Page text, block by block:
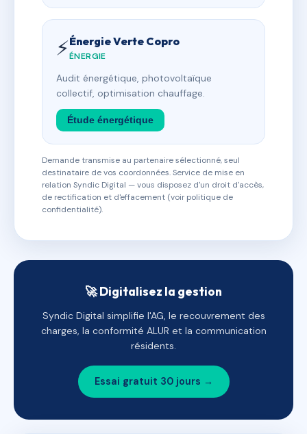
⚡Énergie Verte Copro
ÉNERGIE
Audit énergétique, photovoltaïque
collectif, optimisation chauffage.
Étude énergétique
Demande transmise au partenaire sélectionné, seul
destinataire de vos coordonnées. Service de mise en
relation Syndic Digital — vous disposez d'un droit d'accès,
de rectification et d'effacement (voir politique de
confidentialité).
🚀 Digitalisez la gestion
Syndic Digital simplifie l'AG, le recouvrement des
charges, la conformité ALUR et la communication
résidents.
Essai gratuit 30 jours →